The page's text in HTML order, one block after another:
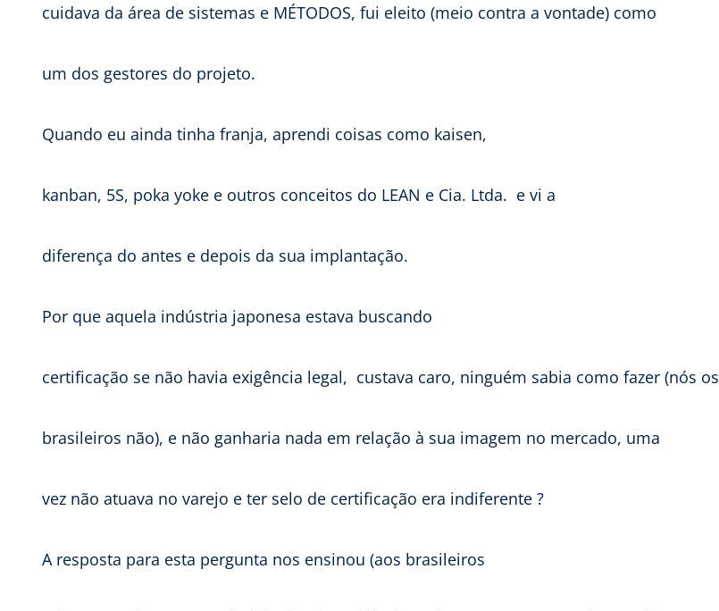
cuidava da área de sistemas e MÉTODOS, fui eleito (meio contra a vontade) como
um dos gestores do projeto.
Quando eu ainda tinha franja, aprendi coisas como kaisen,
kanban, 5S, poka yoke e outros conceitos do LEAN e Cia. Ltda.  e vi a
diferença do antes e depois da sua implantação.
Por que aquela indústria japonesa estava buscando
certificação se não havia exigência legal, custava caro, ninguém sabia como fazer (nós os
brasileiros não), e não ganharia nada em relação à sua imagem no mercado, uma
vez não atuava no varejo e ter selo de certificação era indiferente ?
A resposta para esta pergunta nos ensinou (aos brasileiros